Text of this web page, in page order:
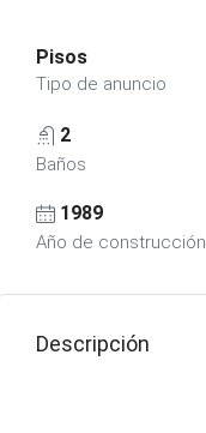
Pisos
Tipo de anuncio
2
Baños
1989
Año de construcción
Descripción